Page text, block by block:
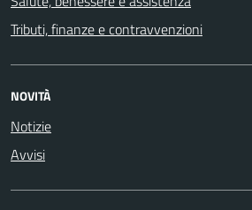
Tributi, finanze e contravvenzioni
NOVITÀ
Notizie
Avvisi